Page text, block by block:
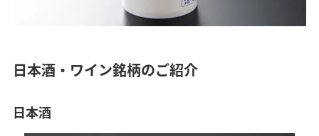
日本酒・ワイン銘柄のご紹介
日本酒